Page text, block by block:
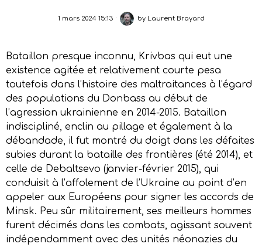
1 mars 2024 15:13 by Laurent Brayard
Bataillon presque inconnu, Krivbas qui eut une
existence agitée et relativement courte pesa
toutefois dans l’histoire des maltraitances à l’égard
des populations du Donbass au début de
l’agression ukrainienne en 2014-2015. Bataillon
indiscipliné, enclin au pillage et également à la
débandade, il fut montré du doigt dans les défaites
subies durant la bataille des frontières (été 2014), et
celle de Debaltsevo (janvier-février 2015), qui
conduisit à l’affolement de l’Ukraine au point d’en
appeler aux Européens pour signer les accords de
Minsk. Peu sûr militairement, ses meilleurs hommes
furent décimés dans les combats, agissant souvent
indépendamment avec des unités néonazies du